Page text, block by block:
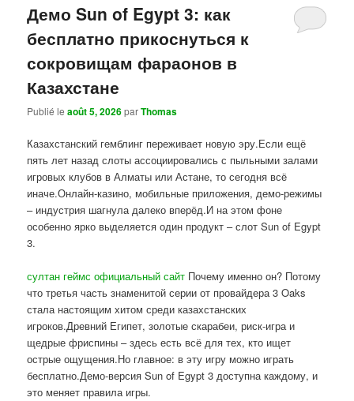
Демо Sun of Egypt 3: как
бесплатно прикоснуться к
сокровищам фараонов в
Казахстане
Publié leaoût 5, 2026parThomas
Казахстанский гемблинг переживает новую эру.Если ещё
пять лет назад слоты ассоциировались с пыльными залами
игровых клубов в Алматы или Астане, то сегодня всё
иначе.Онлайн-казино, мобильные приложения, демо-режимы
– индустрия шагнула далеко вперёд.И на этом фоне
особенно ярко выделяется один продукт – слот Sun of Egypt
3.
султан геймс официальный сайт Почему именно он? Потому
что третья часть знаменитой серии от провайдера 3 Oaks
стала настоящим хитом среди казахстанских
игроков.Древний Египет, золотые скарабеи, риск-игра и
щедрые фриспины – здесь есть всё для тех, кто ищет
острые ощущения.Но главное: в эту игру можно играть
бесплатно.Демо-версия Sun of Egypt 3 доступна каждому, и
это меняет правила игры.